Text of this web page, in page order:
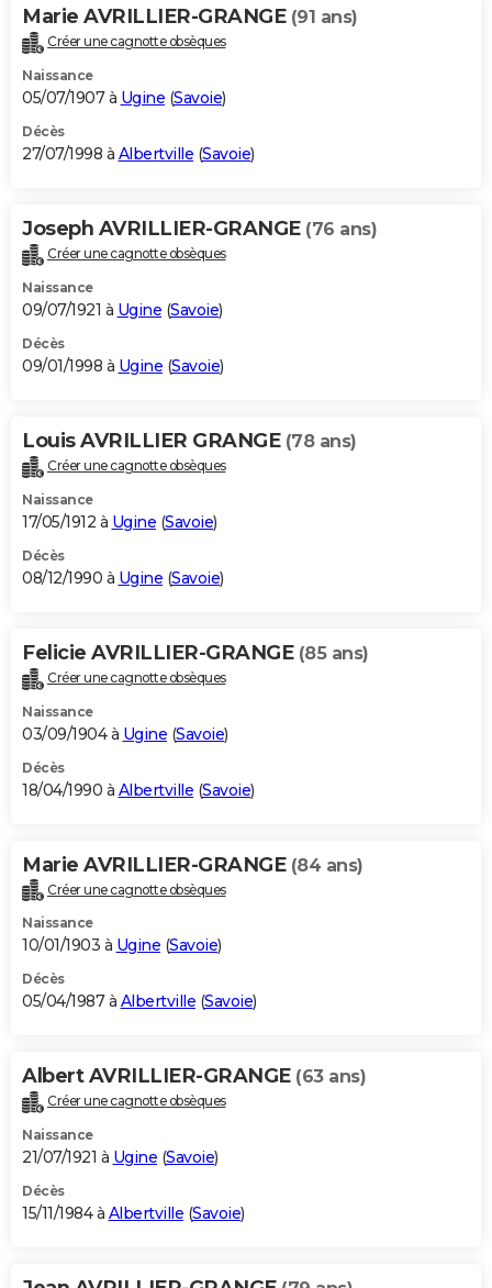
Marie AVRILLIER-GRANGE (91 ans)
Créer une cagnotte obsèques
Naissance
05/07/1907 à Ugine (Savoie)
Décès
27/07/1998 à Albertville (Savoie)
Joseph AVRILLIER-GRANGE (76 ans)
Créer une cagnotte obsèques
Naissance
09/07/1921 à Ugine (Savoie)
Décès
09/01/1998 à Ugine (Savoie)
Louis AVRILLIER GRANGE (78 ans)
Créer une cagnotte obsèques
Naissance
17/05/1912 à Ugine (Savoie)
Décès
08/12/1990 à Ugine (Savoie)
Felicie AVRILLIER-GRANGE (85 ans)
Créer une cagnotte obsèques
Naissance
03/09/1904 à Ugine (Savoie)
Décès
18/04/1990 à Albertville (Savoie)
Marie AVRILLIER-GRANGE (84 ans)
Créer une cagnotte obsèques
Naissance
10/01/1903 à Ugine (Savoie)
Décès
05/04/1987 à Albertville (Savoie)
Albert AVRILLIER-GRANGE (63 ans)
Créer une cagnotte obsèques
Naissance
21/07/1921 à Ugine (Savoie)
Décès
15/11/1984 à Albertville (Savoie)